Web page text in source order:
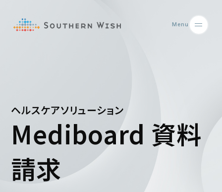
Menu
ヘルスケアソリューション
Mediboard 資料
請求